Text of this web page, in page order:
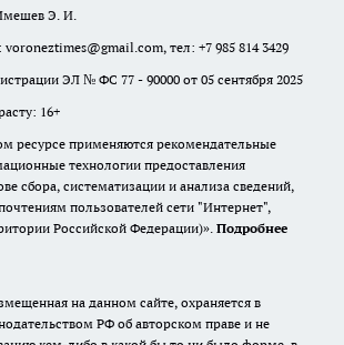
Э. И.
тел: +7 985 814 3429
ЭЛ № ФС 77 - 90000 от 05 сентября 2025
16+
ресурсе применяются рекомендательные
технологии предоставления
сбора, систематизации и анализа сведений,
пользователей сети "Интернет",
Российской Федерации)». Подробнее
на данном сайте, охраняется в
РФ об авторском праве и не